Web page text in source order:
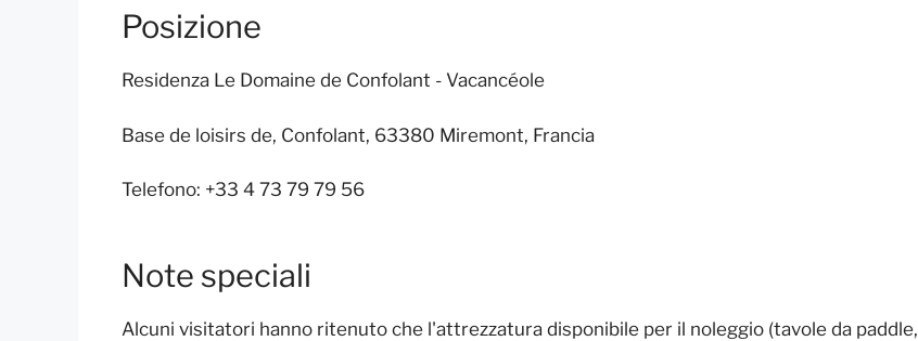
Posizione
Residenza Le Domaine de Confolant - Vacancéole
Base de loisirs de, Confolant, 63380 Miremont, Francia
Telefono: +33 4 73 79 79 56
Note speciali
Alcuni visitatori hanno ritenuto che l'attrezzatura disponibile per il noleggio (tavole da paddle,